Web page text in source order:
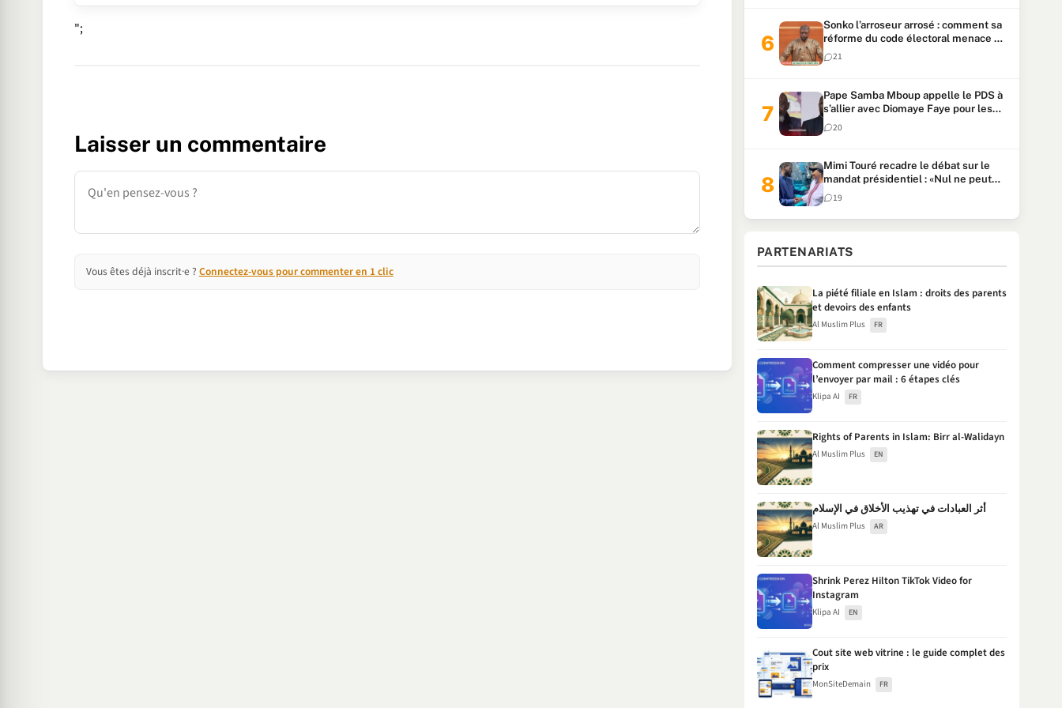
";
Laisser un commentaire
Commentaire
Vous êtes déjà inscrit·e ? Connectez-vous pour commenter en 1 clic
Sonko l’arroseur arrosé : comment sa
réforme du code électoral menace sa
candidature
21
Pape Samba Mboup appelle le PDS à
s’allier avec Diomaye Faye pour les
locales et tacle Sonko
20
Mimi Touré recadre le débat sur le
mandat présidentiel : «Nul ne peut
faire plus de deux mandats
consécutifs de 5 ans»
19
PARTENARIATS
La piété filiale en Islam : droits des parents
et devoirs des enfants
Al Muslim Plus FR
Comment compresser une vidéo pour
l’envoyer par mail : 6 étapes clés
Klipa AI FR
Rights of Parents in Islam: Birr al-Walidayn
Al Muslim Plus EN
أثر العبادات في تهذيب الأخلاق في الإسلام
Al Muslim Plus AR
Shrink Perez Hilton TikTok Video for
Instagram
Klipa AI EN
Cout site web vitrine : le guide complet des
prix
MonSiteDemain FR